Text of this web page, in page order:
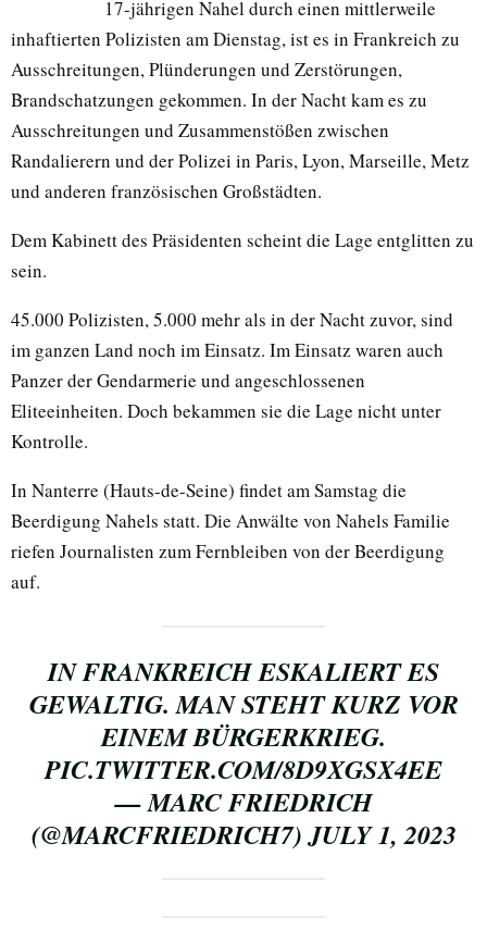
17-jährigen Nahel durch einen mittlerweile
inhaftierten Polizisten am Dienstag, ist es in Frankreich zu
Ausschreitungen, Plünderungen und Zerstörungen,
Brandschatzungen gekommen. In der Nacht kam es zu
Ausschreitungen und Zusammenstößen zwischen
Randalierern und der Polizei in Paris, Lyon, Marseille, Metz
und anderen französischen Großstädten.
Dem Kabinett des Präsidenten scheint die Lage entglitten zu
sein.
45.000 Polizisten, 5.000 mehr als in der Nacht zuvor, sind
im ganzen Land noch im Einsatz. Im Einsatz waren auch
Panzer der Gendarmerie und angeschlossenen
Eliteeinheiten. Doch bekammen sie die Lage nicht unter
Kontrolle.
In Nanterre (Hauts-de-Seine) findet am Samstag die
Beerdigung Nahels statt. Die Anwälte von Nahels Familie
riefen Journalisten zum Fernbleiben von der Beerdigung
auf.
IN FRANKREICH ESKALIERT ES
GEWALTIG. MAN STEHT KURZ VOR
EINEM BÜRGERKRIEG.
PIC.TWITTER.COM/8D9XGSX4EE
— MARC FRIEDRICH
(@MARCFRIEDRICH7)JULY 1, 2023